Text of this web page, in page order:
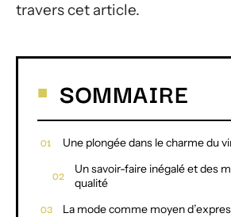
travers cet article.
SOMMAIRE
Une plongée dans le charme du
Un savoir-faire inégalé et des
qualité
La mode comme moyen